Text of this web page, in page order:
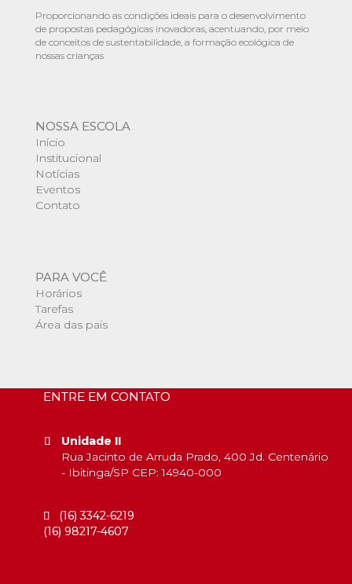
Proporcionando as condições ideais para o desenvolvimento
de propostas pedagógicas inovadoras, acentuando, por meio
de conceitos de sustentabilidade, a formação ecológica de
nossas crianças
NOSSA ESCOLA
Início
Institucional
Notícias
Eventos
Contato
PARA VOCÊ
Horários
Tarefas
Área das pais
ENTRE EM CONTATO
Unidade II
Rua Jacinto de Arruda Prado, 400 Jd. Centenário
- Ibitinga/SP CEP: 14940-000
(16) 3342-6219
(16) 98217-4607